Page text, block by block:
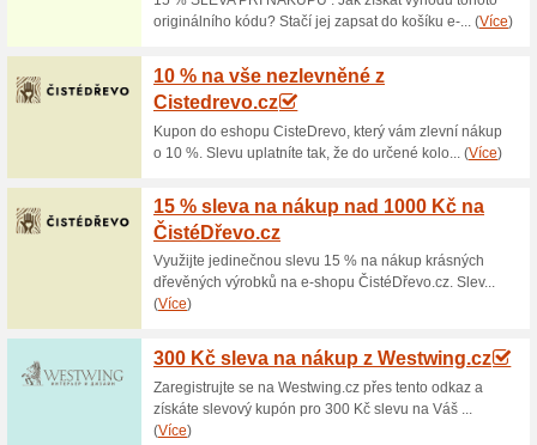
Aktuální slevy a
Věrnostní program
100% fungovalo Akce
Za každý nákup v jakékoliv
registrovaný zákazník body,